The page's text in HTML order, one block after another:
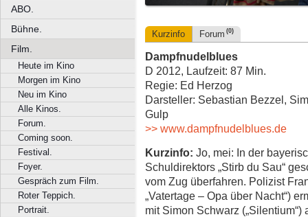
ABO.
Bühne.
Film.
Heute im Kino
Morgen im Kino
Neu im Kino
Alle Kinos.
Forum.
Coming soon.
Festival.
Foyer.
Gespräch zum Film.
Roter Teppich.
Portrait.
Kurzinfo Forum (0)
Dampfnudelblues
D 2012, Laufzeit: 87 Min.
Regie: Ed Herzog
Darsteller: Sebastian Bezzel,
Gulp
>> www.dampfnudelblues.de
Kurzinfo: Jo, mei: In der
Schuldirektors „Stirb du Sau“
vom Zug überfahren. Polizist
„Vatertage – Opa über Nacht“)
mit Simon Schwarz